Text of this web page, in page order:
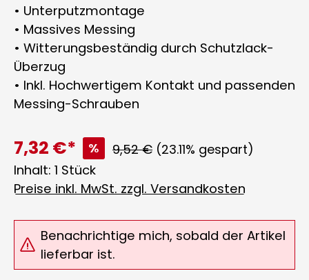
• Unterputzmontage
• Massives Messing
• Witterungsbeständig durch Schutzlack-
Überzug
• Inkl. Hochwertigem Kontakt und passenden
Messing-Schrauben
7,32 €* % Regulärer Preis:
9,52 € (23.11% gespart)
Inhalt: 1 Stück
Preise inkl. MwSt. zzgl. Versandkosten
Benachrichtige mich, sobald der Artikel
lieferbar ist.